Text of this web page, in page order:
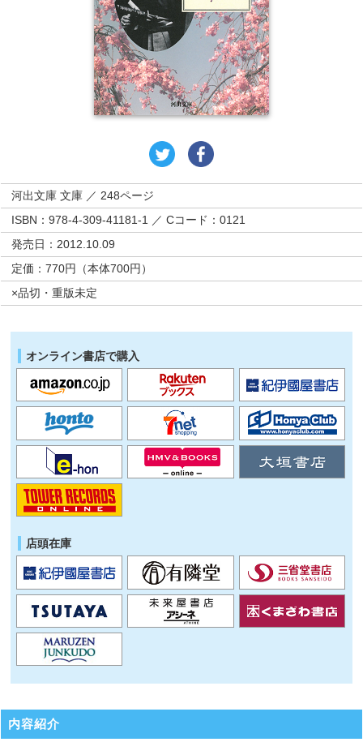
河出文庫 文庫 ／ 248ページ
ISBN：978-4-309-41181-1 ／ Cコード：0121
発売日：2012.10.09
定価：770円（本体700円）
×品切・重版未定
オンライン書店で購入
店頭在庫
内容紹介